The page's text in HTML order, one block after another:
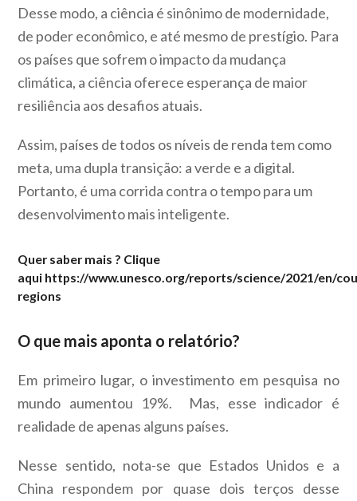
Desse modo, a ciência é sinônimo de modernidade,
de poder econômico, e até mesmo de prestígio. Para
os países que sofrem o impacto da mudança
climática, a ciência oferece esperança de maior
resiliência aos desafios atuais.
Assim, países de todos os níveis de renda tem como
meta, uma dupla transição: a verde e a digital.
Portanto, é uma corrida contra o tempo para um
desenvolvimento mais inteligente.
Quer saber mais ? Clique
aqui https://www.unesco.org/reports/science/2021/en/
regions
O que mais aponta o relatório?
Em primeiro lugar, o investimento em pesquisa no
mundo aumentou 19%. Mas, esse indicador é
realidade de apenas alguns países.
Nesse sentido, nota-se que Estados Unidos e a
China respondem por quase dois terços desse